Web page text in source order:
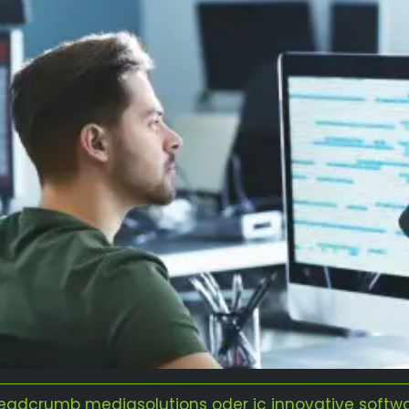
mediasolutions oder ic innovative